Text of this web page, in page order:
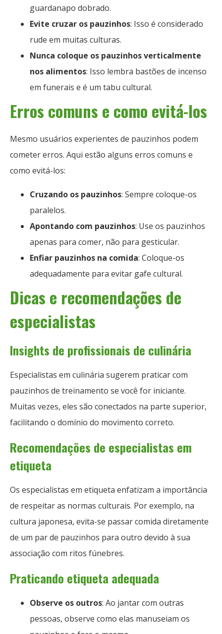
guardanapo dobrado.
Evite cruzar os pauzinhos: Isso é considerado
rude em muitas culturas.
Nunca coloque os pauzinhos verticalmente
nos alimentos: Isso lembra bastões de incenso
em funerais e é um tabu cultural.
Erros comuns e como evitá-los
Mesmo usuários experientes de pauzinhos podem
cometer erros. Aqui estão alguns erros comuns e
como evitá-los:
Cruzando os pauzinhos: Sempre coloque-os
paralelos.
Apontando com pauzinhos: Use os pauzinhos
apenas para comer, não para gesticular.
Enfiar pauzinhos na comida: Coloque-os
adequadamente para evitar gafe cultural.
Dicas e recomendações de
especialistas
Insights de profissionais de culinária
Especialistas em culinária sugerem praticar com
pauzinhos de treinamento se você for iniciante.
Muitas vezes, eles são conectados na parte superior,
facilitando o domínio do movimento correto.
Recomendações de especialistas em
etiqueta
Os especialistas em etiqueta enfatizam a importância
de respeitar as normas culturais. Por exemplo, na
cultura japonesa, evita-se passar comida diretamente
de um par de pauzinhos para outro devido à sua
associação com ritos fúnebres.
Praticando etiqueta adequada
Observe os outros: Ao jantar com outras
pessoas, observe como elas manuseiam os